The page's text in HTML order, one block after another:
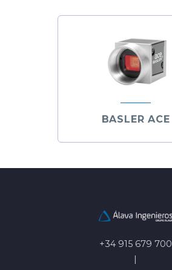
BASLER ACE
+34 915 679 700
|